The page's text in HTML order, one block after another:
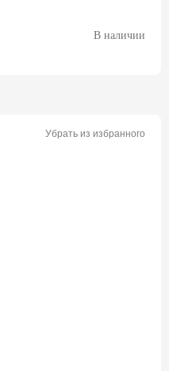
В наличии
Убрать из избранного